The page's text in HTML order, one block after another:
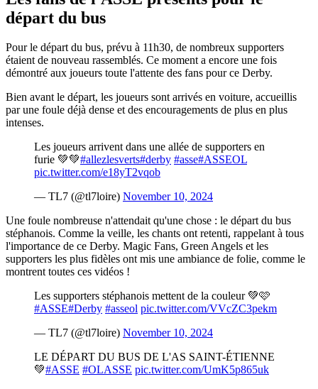
départ du bus
Pour le départ du bus, prévu à 11h30, de nombreux supporters
étaient de nouveau rassemblés. Ce moment a encore une fois
démontré aux joueurs toute l'attente des fans pour ce Derby.
Bien avant le départ, les joueurs sont arrivés en voiture, accueillis
par une foule déjà dense et des encouragements de plus en plus
intenses.
Les joueurs arrivent dans une allée de supporters en
furie 💚💚#allezlesverts#derby #asse#ASSEOL
pic.twitter.com/e18yT2vqob
— TL7 (@tl7loire) November 10, 2024
Une foule nombreuse n'attendait qu'une chose : le départ du bus
stéphanois. Comme la veille, les chants ont retenti, rappelant à tous
l'importance de ce Derby. Magic Fans, Green Angels et les
supporters les plus fidèles ont mis une ambiance de folie, comme le
montrent toutes ces vidéos !
Les supporters stéphanois mettent de la couleur 💚🩷
#ASSE#Derby #asseol pic.twitter.com/VVcZC3pekm
— TL7 (@tl7loire) November 10, 2024
LE DÉPART DU BUS DE L'AS SAINT-ÉTIENNE
💚#ASSE #OLASSE pic.twitter.com/UmK5p865uk